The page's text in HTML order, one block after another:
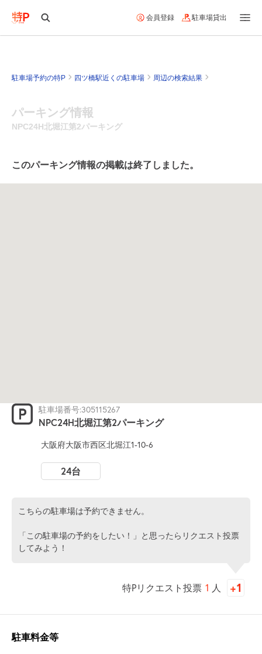
会員登録 駐車場貸出
駐車場予約の特P 四ツ橋駅近くの駐車場 周辺の検索結果
パーキング情報
NPC24H北堀江第2パーキング
このパーキング情報の掲載は終了しました。
駐車場番号:305115267
NPC24H北堀江第2パーキング
大阪府大阪市西区北堀江1-10-6
24台
こちらの駐車場は予約できません。
「この駐車場の予約をしたい！」と思ったらリクエスト投票
してみよう！
特Pリクエスト投票 1 人
駐車料金等